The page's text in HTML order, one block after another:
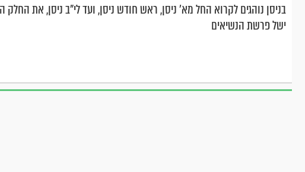
בניסן נוהגים לקרוא החל מא' ניסן, ראש חודש ניסן, ועד לי"ב ניסן, את החלק
ישל פרשת הנשיאים